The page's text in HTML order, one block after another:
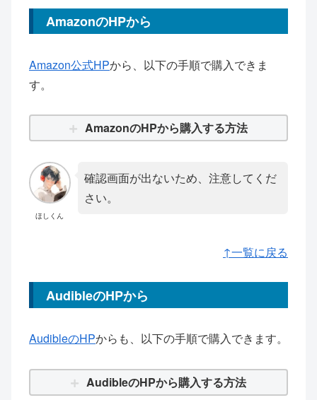
AmazonのHPから
Amazon公式HPから、以下の手順で購入できま
す。
AmazonのHPから購入する方法
ほしくん
確認画面が出ないため、注意してくだ
さい。
↑一覧に戻る
AudibleのHPから
AudibleのHPからも、以下の手順で購入できます。
AudibleのHPから購入する方法